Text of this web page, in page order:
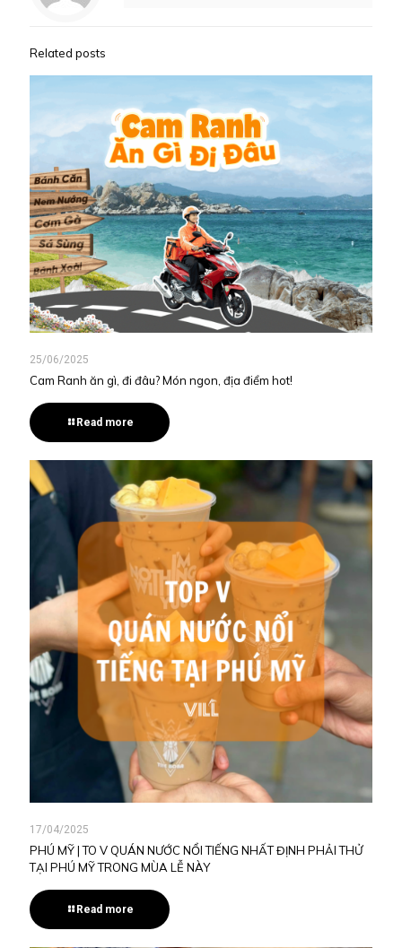
Related posts
25/06/2025
Cam Ranh ăn gì, đi đâu? Món ngon, địa điểm hot!
Read more
17/04/2025
PHÚ MỸ | TO V QUÁN NƯỚC NỔI TIẾNG NHẤT ĐỊNH PHẢI THỬ
TẠI PHÚ MỸ TRONG MÙA LỄ NÀY
Read more